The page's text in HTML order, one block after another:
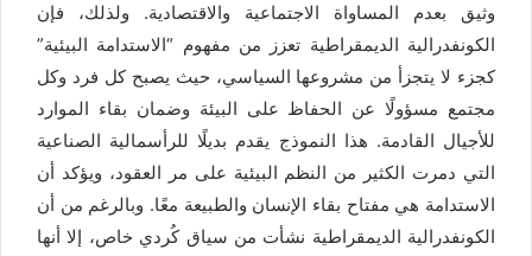
وثيق بعدم المساواة الاجتماعية والاقتصادية. ولذلك، فإن
الكونفدرالية الديمقراطية تعزز من مفهوم “الاستدامة البيئية”
كجزء لا يتجزأ من مشروعها السياسي، حيث يصبح كل فرد وكل
مجتمع مسؤولًا عن الحفاظ على البيئة وضمان بقاء الموارد
للأجيال القادمة. هذا النموذج يقدم بديلًا للرأسمالية الصناعية
التي دمرت الكثير من النظم البيئية على مر العقود، ويؤكد أن
الاستدامة هي مفتاح بقاء الإنسان والطبيعة معًا. وبالرغم من أن
الكونفدرالية الديمقراطية نشأت من سياق كُردي خاص، إلا أنها